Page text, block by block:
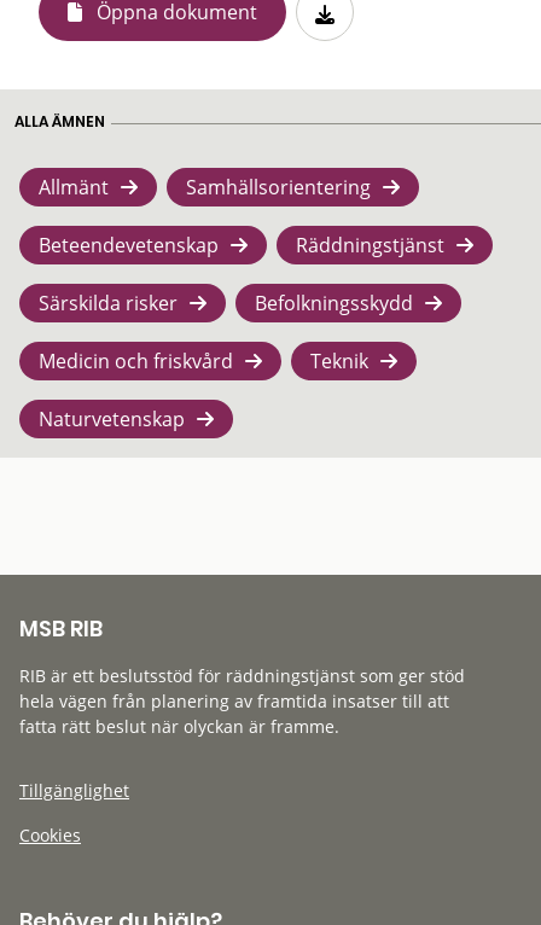
Öppna dokument
ALLA ÄMNEN
Allmänt Samhällsorientering
Beteendevetenskap Räddningstjänst
Särskilda risker Befolkningsskydd
Medicin och friskvård Teknik
Naturvetenskap
MSB RIB
RIB är ett beslutsstöd för räddningstjänst som ger stöd
hela vägen från planering av framtida insatser till att
fatta rätt beslut när olyckan är framme.
Tillgänglighet
Cookies